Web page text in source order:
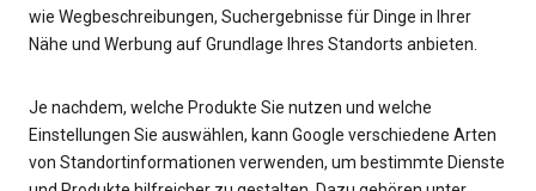
wie Wegbeschreibungen, Suchergebnisse für Dinge in Ihrer
Nähe und Werbung auf Grundlage Ihres Standorts anbieten.
Je nachdem, welche Produkte Sie nutzen und welche
Einstellungen Sie auswählen, kann Google verschiedene Arten
von Standortinformationen verwenden, um bestimmte Dienste